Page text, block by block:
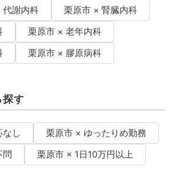
代謝内科
栗原市 × 腎臓内科
栗原市 × 老年内科
栗原市 × 膠原病科
探す
し
栗原市 × ゆったりめ勤務
問
栗原市 × 1日10万円以上